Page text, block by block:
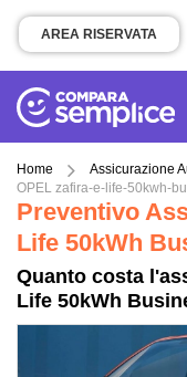
AREA RISERVATA
Home Assicurazione
OPEL zafira-e-life-50kwh-
Preventivo
Life 50kWh
Quanto costa
Life 50kWh